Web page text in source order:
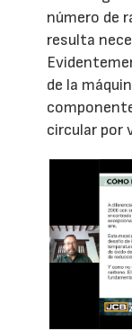
número de
resulta
de la
circular por